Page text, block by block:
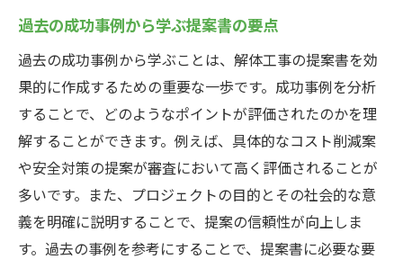
提案書の信頼性を高めるための実践的なアドバ
データと事実を用いた説得力のある提案書
信頼性を向上させるための事例紹介
提案書の信頼性を評価する基準
誠実なコミュニケーションがもたらす影響
信頼できる情報源の活用法
過去の成功事例から学ぶ提案書の要点
過去の成功事例から学ぶことは、解体工事の提案書を効
果的に作成するための重要な一歩です。成功事例を分析
することで、どのようなポイントが評価されたのかを理
解することができます。例えば、具体的なコスト削減案
や安全対策の提案が審査において高く評価されることが
多いです。また、プロジェクトの目的とその社会的な意
義を明確に説明することで、提案の信頼性が向上しま
す。過去の事例を参考にすることで、提案書に必要な要